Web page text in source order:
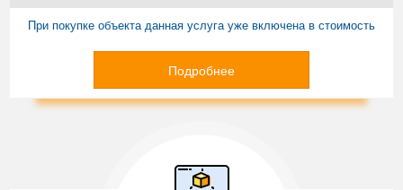
При покупке объекта данная услуга уже включена в стоимость
Подробнее